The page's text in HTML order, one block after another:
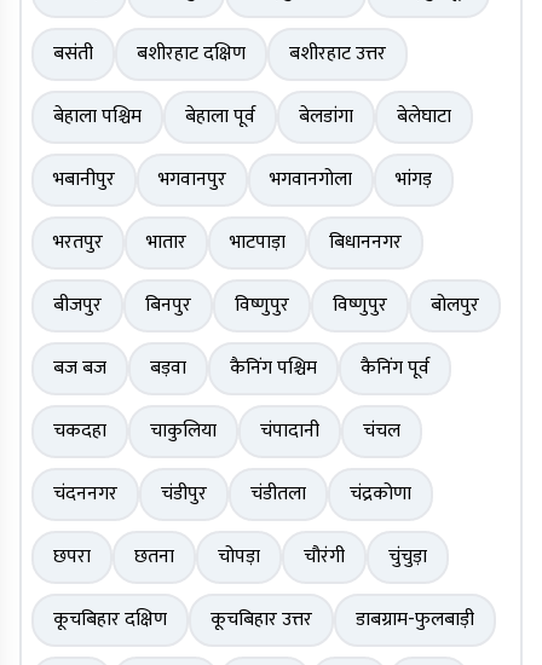
बसंती
बशीरहाट दक्षिण
बशीरहाट उत्तर
बेहाला पश्चिम
बेहाला पूर्व बेलडांगा
बेलेघाटा
भबानीपुर
भगवानपुर भगवानगोला
भांगड़
भरतपुर
भातार भाटपाड़ा
बिधाननगर
बीजपुर
बिनपुर विष्णुपुर विष्णुपुर
बोलपुर
बज बज
बड़वा कैनिंग पश्चिम
कैनिंग पूर्व
चकदहा
चाकुलिया चंपादानी
चंचल
चंदननगर
चंडीपुर चंडीतला
चंद्रकोणा
छपरा
छतना चोपड़ा चौरंगी
चुंचुड़ा
कूचबिहार दक्षिण
कूचबिहार उत्तर
डाबग्राम-फुलबाड़ी